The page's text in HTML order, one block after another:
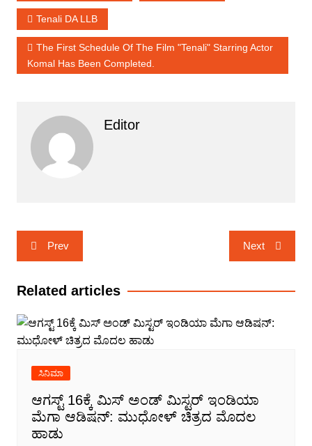
Tenali DA LLB
The First Schedule Of The Film "Tenali" Starring Actor
Komal Has Been Completed.
Editor
Post
navigation
Prev Next
Related articles
ಸಿನಿಮಾ
ಆಗಸ್ಟ್ 16ಕ್ಕೆ ಮಿಸ್ ಅಂಡ್ ಮಿಸ್ಟರ್ ಇಂಡಿಯಾ
ಮೆಗಾ ಆಡಿಷನ್: ಮುಧೋಳ್ ಚಿತ್ರದ ಮೊದಲ
ಹಾಡು